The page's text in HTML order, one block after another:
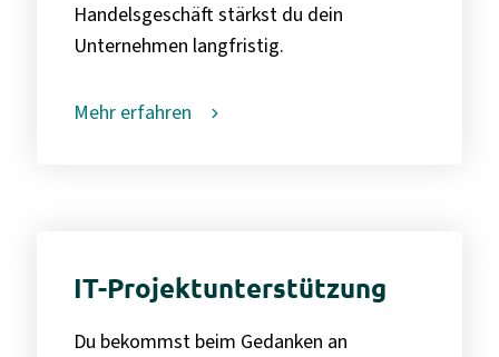
Handelsgeschäft stärkst du dein
Unternehmen langfristig.
Mehr erfahren
IT-Projektunterstützung
Du bekommst beim Gedanken an